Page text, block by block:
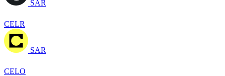
SAR
CELR
SAR
CELO